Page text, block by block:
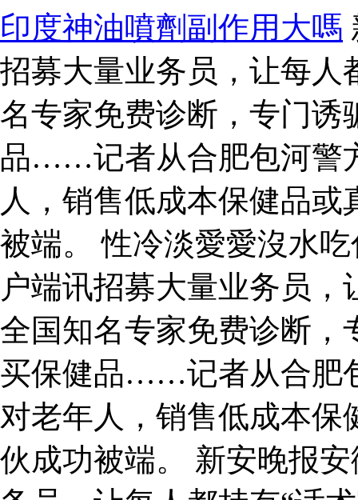
印度神油噴劑副作用大嗎
招募大量业务员，让每人
名专家免费诊断，专门诱
品……记者从合肥包河警
人，销售低成本保健品
被端。 性冷淡愛愛沒水
户端讯招募大量业务员，
全国知名专家免费诊断，
买保健品……记者从合肥
对老年人，销售低成本
伙成功被端。 新安晚报